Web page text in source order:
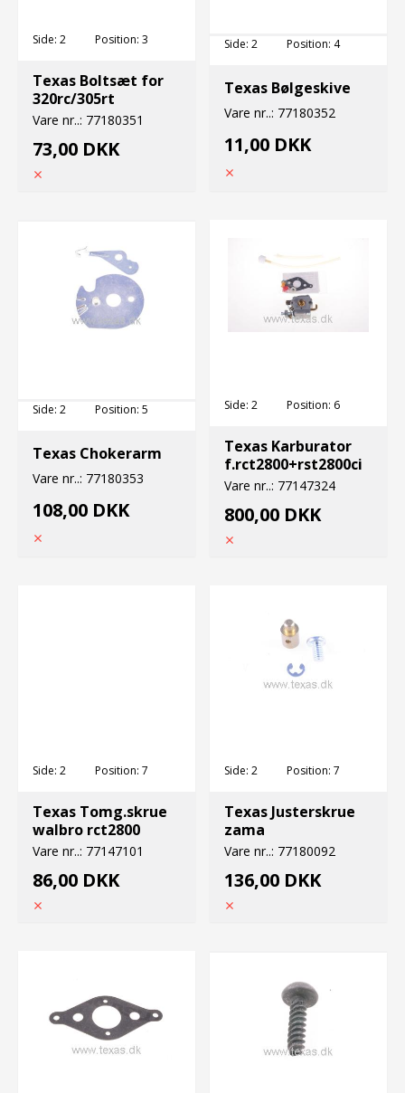
Side: 2 Position: 3
Texas Boltsæt for
320rc/305rt
Vare nr..: 77180351
73,00 DKK
Side: 2 Position: 4
Texas Bølgeskive
Vare nr..: 77180352
11,00 DKK
Side: 2 Position: 5
Texas Chokerarm
Vare nr..: 77180353
108,00 DKK
Side: 2 Position: 6
Texas Karburator
f.rct2800+rst2800ci
Vare nr..: 77147324
800,00 DKK
Side: 2 Position: 7
Texas Tomg.skrue
walbro rct2800
Vare nr..: 77147101
86,00 DKK
Side: 2 Position: 7
Texas Justerskrue
zama
Vare nr..: 77180092
136,00 DKK